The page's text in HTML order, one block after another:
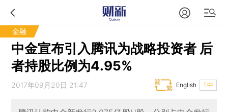
金融
中金宣布引入腾讯为战略投资者 后
者持股比例为4.95%
2017年09月20日 21:47 T中
English